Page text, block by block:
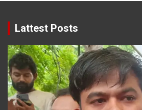
Lattest Posts